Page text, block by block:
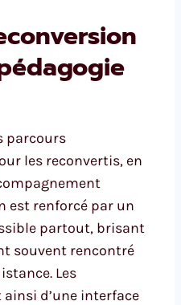
parcours
les reconvertis, en
est renforcé par un
partout, brisant
souvent rencontré
Les
d’une interface